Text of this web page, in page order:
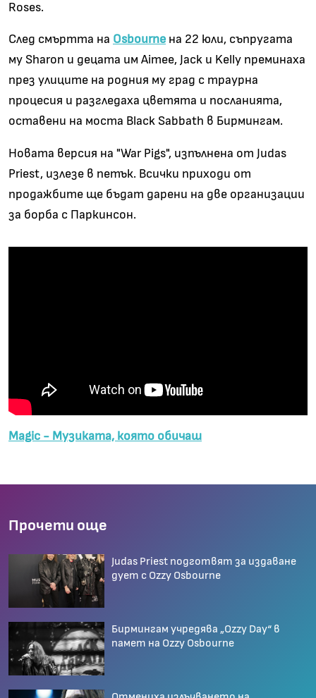
Roses.
След смъртта на Osbourne на 22 юли, съпругата
му Sharon и децата им Aimee, Jack и Kelly преминаха
през улиците на родния му град с траурна
процесия и разгледаха цветята и посланията,
оставени на моста Black Sabbath в Бирмингам.
Новата версия на "War Pigs", изпълнена от Judas
Priest, излезе в петък. Всички приходи от
продажбите ще бъдат дарени на две организации
за борба с Паркинсон.
Magic - Музиката, която обичаш
Прочети още
Judas Priest подготвят за издаване
дует с Ozzy Osbourne
Бирмингам учредява „Ozzy Day“ в
памет на Ozzy Osbourne